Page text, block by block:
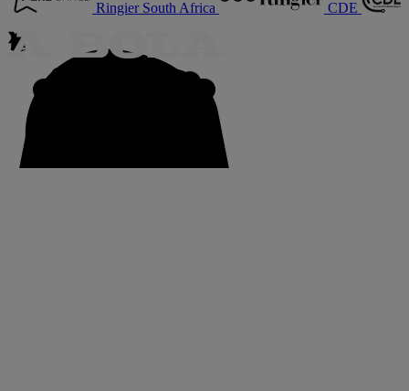
Ringier South Africa CDE